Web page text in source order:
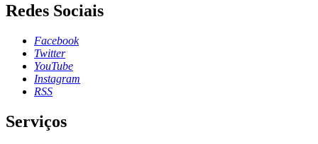
Redes Sociais
Facebook
Twitter
YouTube
Instagram
RSS
Serviços